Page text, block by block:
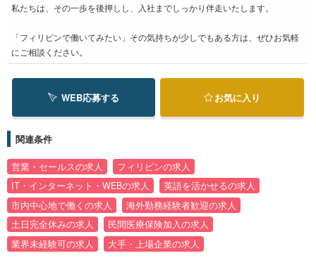
私たちは、その一歩を後押しし、入社までしっかり伴走いたします。
「フィリピンで働いてみたい」その気持ちが少しでもある方は、ぜひお気軽
にご相談ください。
WEB応募する お気に入り
関連条件
営業・セールスの求人
フィリピンの求人
IT・インターネット・WEBの求人
英語を活かせるの求人
市内中心地で働くの求人
海外勤務経験者歓迎の求人
土日完全休みの求人
民間医療保険加入の求人
業界未経験可の求人
大手・上場企業の求人